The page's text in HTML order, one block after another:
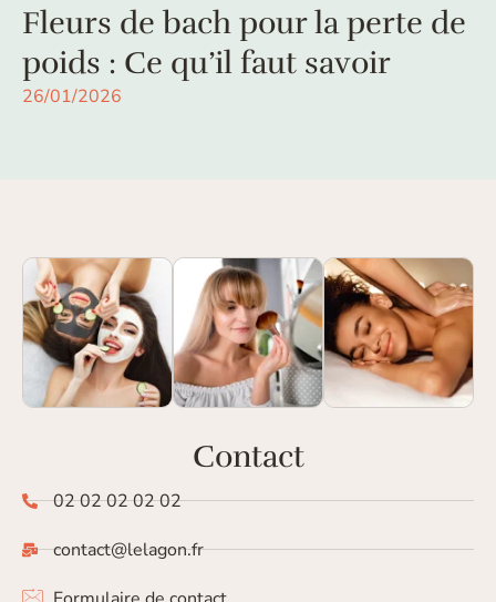
Fleurs de bach pour la perte de
poids : Ce qu’il faut savoir
26/01/2026
Contact
02 02 02 02 02
contact@lelagon.fr